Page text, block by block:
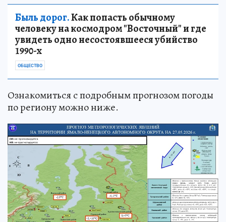
Быль дорог.Как попасть обычному
человеку на космодром "Восточный" и где
увидеть одно несостоявшееся убийство
1990-х
ОБЩЕСТВО
Ознакомиться с подробным прогнозом погоды
по региону можно ниже.